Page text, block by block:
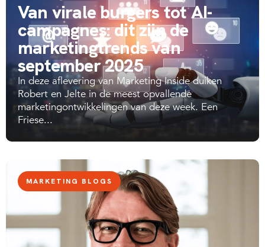
Van virale burgers tot AI-
campagnes: dit zijn de
marketingtrends van
september 2025
In deze aflevering van Marketing Inside duiken
Robert en Jelte in de meest opvallende
marketingontwikkelingen van deze week. Een
Friese...
MARKETING BLOGS